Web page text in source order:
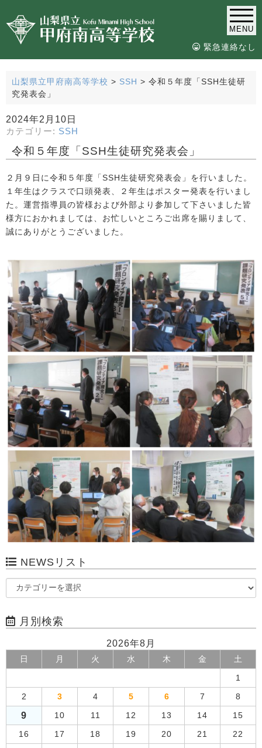
MENU
緊急連絡なし
山梨県立甲府南高等学校 > SSH > 令和５年度「SSH生徒研
究発表会」
2024年2月10日
カテゴリー: SSH
令和５年度「SSH生徒研究発表会」
２月９日に令和５年度「SSH生徒研究発表会」を行いました。
１年生はクラスで口頭発表、２年生はポスター発表を行いまし
た。運営指導員の皆様および外部より参加して下さいました皆
様方におかれましては、お忙しいところご出席を賜りまして、
誠にありがとうございました。
NEWSリスト
月別検索
2026年8月
日 月 火 水 木 金 土
1
2 3 4 5 6 7 8
9 10 11 12 13 14 15
16 17 18 19 20 21 22